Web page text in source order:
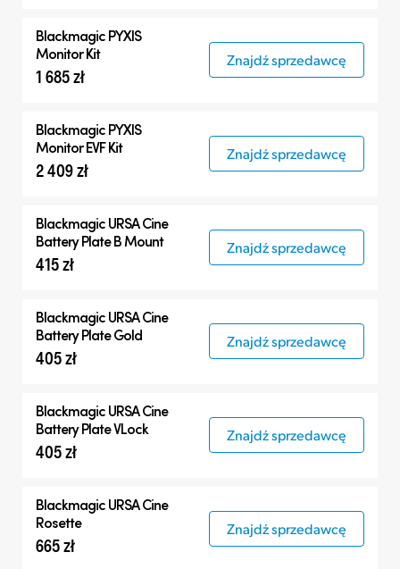
Blackmagic PYXIS
Monitor Kit
1 685 zł
Znajdź sprzedawcę
Blackmagic PYXIS
Monitor EVF Kit
2 409 zł
Znajdź sprzedawcę
BlackmagicURSA Cine
Battery Plate B Mount
415 zł
Znajdź sprzedawcę
BlackmagicURSA Cine
Battery Plate Gold
405 zł
Znajdź sprzedawcę
BlackmagicURSA Cine
Battery Plate VLock
405 zł
Znajdź sprzedawcę
BlackmagicURSA Cine
Rosette
665 zł
Znajdź sprzedawcę